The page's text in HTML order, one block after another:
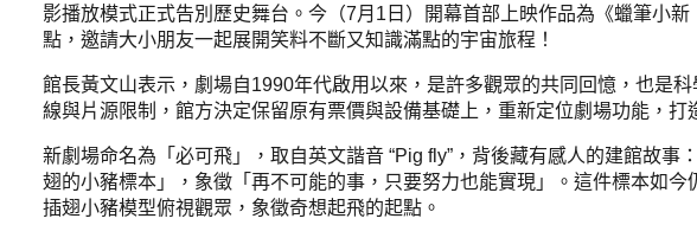
影播放模式正式告別歷史舞台。今（7月1日）開幕首部上映作品為《蠟筆小
點，邀請大小朋友一起展開笑料不斷又知識滿點的宇宙旅程！
館長黃文山表示，劇場自1990年代啟用以來，是許多觀眾的共同回憶，也是
線與片源限制，館方決定保留原有票價與設備基礎上，重新定位劇場功能，打
新劇場命名為「必可飛」，取自英文諧音 “Pig fly”，背後藏有感人的建館故
翅的小豬標本」，象徵「再不可能的事，只要努力也能實現」。這件標本如
插翅小豬模型俯視觀眾，象徵奇想起飛的起點。